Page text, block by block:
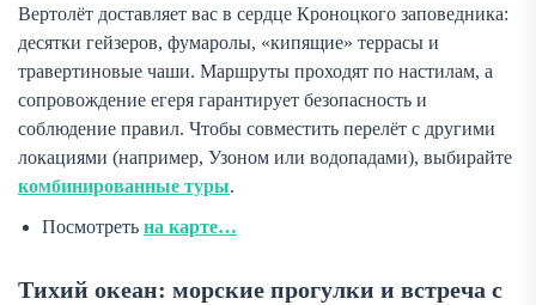
Вертолёт доставляет вас в сердце Кроноцкого заповедника:
десятки гейзеров, фумаролы, «кипящие» террасы и
травертиновые чаши. Маршруты проходят по настилам, а
сопровождение егеря гарантирует безопасность и
соблюдение правил. Чтобы совместить перелёт с другими
локациями (например, Узоном или водопадами), выбирайте
комбинированные туры.
Посмотреть на карте…
Тихий океан: морские прогулки и встреча с